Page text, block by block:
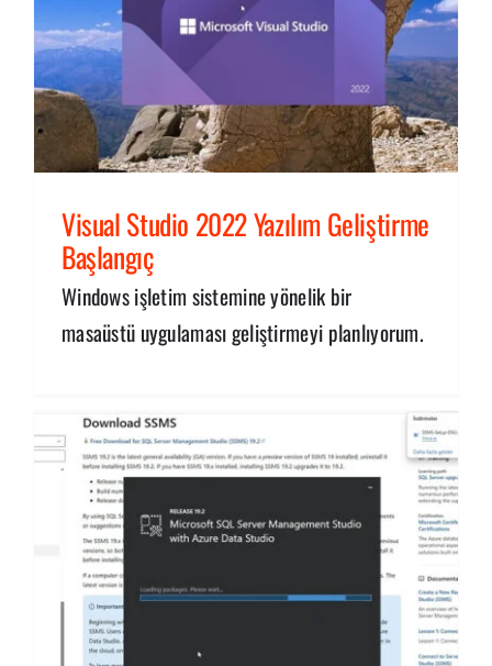
Visual Studio 2022 Yazılım Geliştirme
Başlangıç
Windows işletim sistemine yönelik bir
masaüstü uygulaması geliştirmeyi planlıyorum.